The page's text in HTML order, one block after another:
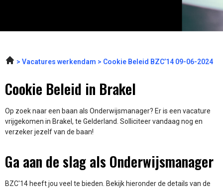
Vacatures werkendam Cookie Beleid BZC’14 09-06-2024
Cookie Beleid in Brakel
Op zoek naar een baan als Onderwijsmanager? Er is een vacature
vrijgekomen in Brakel, te Gelderland. Solliciteer vandaag nog en
verzeker jezelf van de baan!
Ga aan de slag als Onderwijsmanager
BZC'14 heeft jou veel te bieden. Bekijk hieronder de details van de